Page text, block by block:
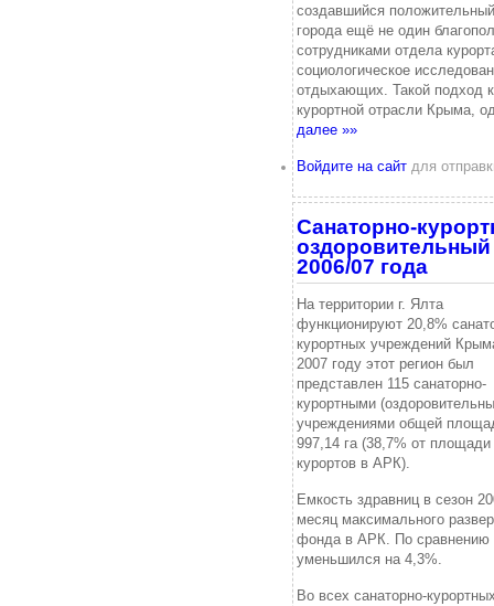
создавшийся
города ещё не один
сотрудниками отдела
социологическое
отдыхающих. Такой подход
курортной отрасли Крыма,
далее »»
Войдите на сайтдля
Санаторно-
2006/07 года
На территории г. Ялта
функционируют 20,8%
курортных учреждений
2007 году этот регион был
представлен 115 санаторно-
курортными
учреждениями общей
997,14 га (38,7% от площади
курортов в АРК).
Емкость здравниц в сезон
месяц максимального
фонда в АРК. По сравнению
уменьшился на 4,3%.
Во всех санаторно-